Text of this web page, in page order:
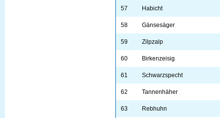
57 Habicht
58 Gänsesäger
59 Zilpzalp
60 Birkenzeisig
61 Schwarzspecht
62 Tannenhäher
63 Rebhuhn